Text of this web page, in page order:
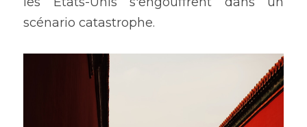
scénario catastrophe.